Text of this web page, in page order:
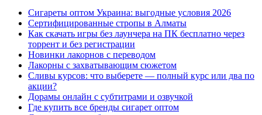
Сигареты оптом Украина: выгодные условия 2026
Сертифицированные стропы в Алматы
Как скачать игры без лаунчера на ПК бесплатно через
торрент и без регистрации
Новинки лакорнов с переводом
Лакорны с захватывающим сюжетом
Сливы курсов: что выберете — полный курс или два по
акции?
Дорамы онлайн с субтитрами и озвучкой
Где купить все бренды сигарет оптом